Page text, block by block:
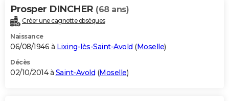
Prosper DINCHER (68 ans)
Créer une cagnotte obsèques
Naissance
06/08/1946 à Lixing-lès-Saint-Avold (Moselle)
Décès
02/10/2014 à Saint-Avold (Moselle)